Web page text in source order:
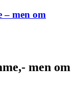
– men om
men om